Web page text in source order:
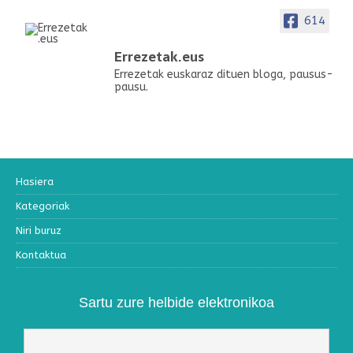
614
Errezetak.eus
Errezetak euskaraz dituen bloga, pausus-
pausu.
Hasiera
Kategoriak
Niri buruz
Kontaktua
Sartu zure helbide elektronikoa